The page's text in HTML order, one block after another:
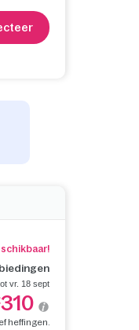
vr. 18 sept
310
heffingen.